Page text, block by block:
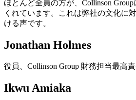
ほとんど全員の方が、Collinson
くれています。これは弊社の文化に
ける声です。
Jonathan Holmes
役員、Collinson Group 財務担当最高
Ikwu Amiaka